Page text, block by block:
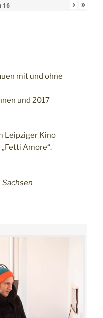
16 › »
mit und ohne
und 2017
Leipziger Kino
Amore“.